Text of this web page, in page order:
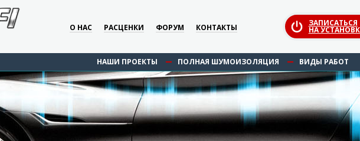
О НАС РАСЦЕНКИ ФОРУМ КОНТАКТЫ ЗАПИСАТЬСЯ
НА
НАШИ ПРОЕКТЫ ПОЛНАЯ ШУМОИЗОЛЯЦИЯ ВИДЫ РАБОТ